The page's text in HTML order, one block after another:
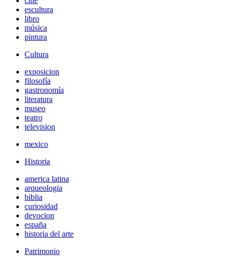
escultura
libro
música
pintura
Cultura
exposicion
filosofía
gastronomía
literatura
museo
teatro
television
mexico
Historia
america latina
arqueologia
biblia
curiosidad
devocion
españa
historia del arte
Patrimonio